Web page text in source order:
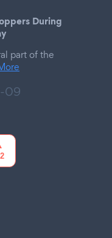
During
part of the
09